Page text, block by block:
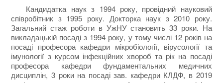
Кандидатка наук з 1994 року, провідний науковий
співробітник з 1995 року. Докторка наук з 2010 року.
Загальний стаж роботи в УжНУ становить 33 роки. На
викладацькій посаді з 1994 року, у тому числі 12 років на
посаді професора кафедри мікробіології, вірусології та
імунології з курсом інфекційних хвороб та рік на посаді
професора кафедри фундаментальних медичних
дисциплін, 3 роки на посаді зав. кафедри КЛДФ, в 2019